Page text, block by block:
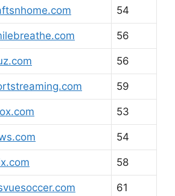
54
56
56
59
53
54
58
61